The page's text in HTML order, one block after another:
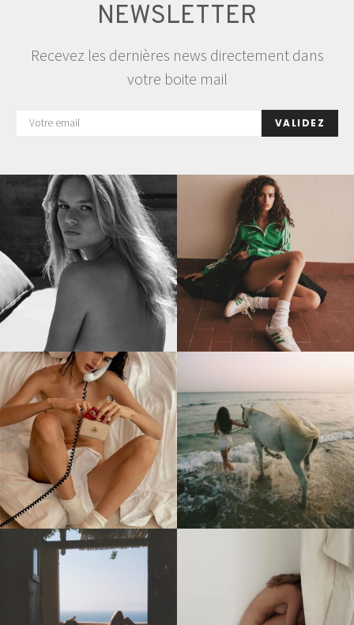
NEWSLETTER
Recevez les dernières news directement dans
votre boite mail
VALIDEZ